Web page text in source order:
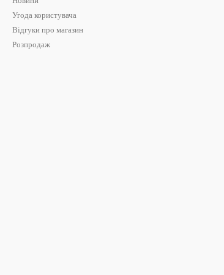
папір виготовляється з довгих волокон деревної
гофрованого картону. Рифлена поверхня створює
Угода користувача
Відгуки про магазин
Розпродаж